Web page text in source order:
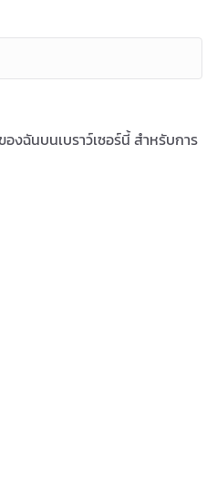
งฉันบนเบราว์เซอร์นี้ สำหรับการ